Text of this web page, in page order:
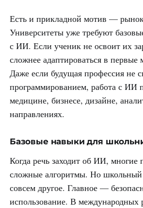
Есть и прикладной мотив —
Университеты уже требуют
с ИИ. Если ученик не освоит их
сложнее адаптироваться в первые
Даже если будущая профессия не
программированием, работа с ИИ
медицине, бизнесе, дизайне,
направлениях.
Базовые навыки для
Когда речь заходит об ИИ, многие
сложные алгоритмы. Но
совсем другое. Главное —
использование. В международных